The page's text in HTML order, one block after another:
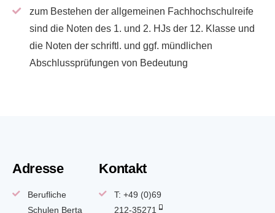
zum Bestehen der allgemeinen Fachhochschulreife
sind die Noten des 1. und 2. HJs der 12. Klasse und
die Noten der schriftl. und ggf. mündlichen
Abschlussprüfungen von Bedeutung
Adresse
Berufliche
Schulen Berta
Kontakt
T: +49 (0)69
212-35271